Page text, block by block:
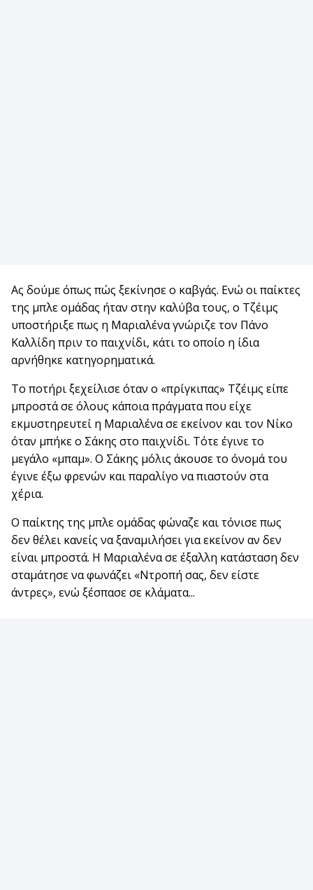
Ας δούμε όπως πώς ξεκίνησε ο καβγάς. Ενώ οι παίκτες
της μπλε ομάδας ήταν στην καλύβα τους, ο Τζέιμς
υποστήριξε πως η Μαριαλένα γνώριζε τον Πάνο
Καλλίδη πριν το παιχνίδι, κάτι το οποίο η ίδια
αρνήθηκε κατηγορηματικά.
Το ποτήρι ξεχείλισε όταν ο «πρίγκιπας» Τζέιμς είπε
μπροστά σε όλους κάποια πράγματα που είχε
εκμυστηρευτεί η Μαριαλένα σε εκείνον και τον Νίκο
όταν μπήκε ο Σάκης στο παιχνίδι. Τότε έγινε το
μεγάλο «μπαμ». Ο Σάκης μόλις άκουσε το όνομά του
έγινε έξω φρενών και παραλίγο να πιαστούν στα
χέρια.
Ο παίκτης της μπλε ομάδας φώναζε και τόνισε πως
δεν θέλει κανείς να ξαναμιλήσει για εκείνον αν δεν
είναι μπροστά. Η Μαριαλένα σε έξαλλη κατάσταση δεν
σταμάτησε να φωνάζει «Ντροπή σας, δεν είστε
άντρες», ενώ ξέσπασε σε κλάματα...